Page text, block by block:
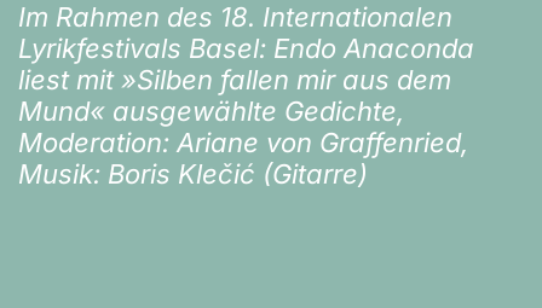
Im Rahmen des 18. Internationalen
Lyrikfestivals Basel: Endo Anaconda
liest mit »Silben fallen mir aus dem
Mund« ausgewählte Gedichte,
Moderation: Ariane von Graffenried,
Musik: Boris Klečić (Gitarre)